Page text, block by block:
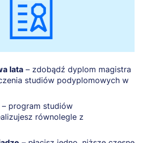
lata – zdobądź dyplom magistra
studiów podyplomowych w
– program studiów
równolegle z